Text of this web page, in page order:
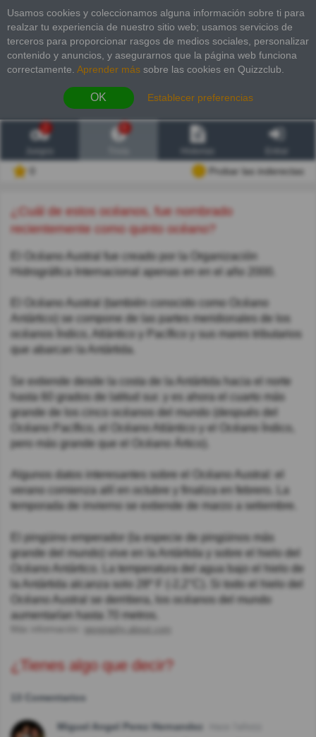
Usamos cookies y coleccionamos alguna información sobre ti para
realzar tu experiencia de nuestro sitio web; usamos servicios de
terceros para proporcionar rasgos de medios sociales, personalizar
contenido y anuncios, y asegurarnos que la página web funciona
correctamente. Aprender más sobre las cookies en Quizzclub.
OK Establecer preferencias
2
Probar las inderectas
¿Cuál de estos océanos, fue nombrado
recientemente como quinto océano?
El Océano Austral fue creado por la Organización
Hidrográfica Internacional apenas en en el año 2000.
El Océano Austral (también conocido como Océano
Antártico) se compone de las partes meridionales de los
océanos Índico, Atlántico y Pacífico y sus mares tributarios
que abarcan la Antártida.
Se extiende desde la costa de la Antártida hacia el norte
hasta 60 grados de latitud sur. y es ahora el cuarto más
grande de los cinco océanos del mundo (después del
Océano Pacífico, el Océano Atlántico y el Océano Índico,
pero más grande que el Océano Ártico).
Algunos datos interesantes sobre el Océano Austral: el
verano comienza allí en octubre y finaliza en febrero. La
temporada de invierno se extiende de marzo a setiembre.
El pingüino emperador (la especie de pingüinos más
grande del mundo) vive en la Antártida y sobre el hielo del
Océano Antártico. La temperatura del agua bajo el hielo de
la Antártida alcanza solo 28º F (-2,2°C). Si todo el hielo del
Océano Austral se derritiera, los océanos del mundo
aumentarían hasta 70 metros.
geography.about.com
¿Tienes algo que decir?
13 Comentarios
Miguel Angel Perez Hernandez